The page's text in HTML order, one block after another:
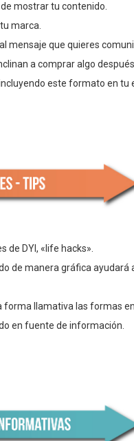
mostrar tu contenido.
marca.
mensaje que quieres
a comprar algo
este formato en tu
de DYI, «life hacks».
de manera gráfica
forma llamativa las formas
en fuente de información.